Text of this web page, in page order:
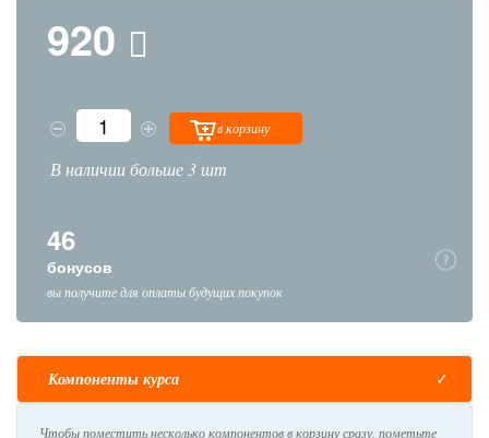
920
в корзину
В наличии больше 3 шт
46
бонусов
вы получите для оплаты будущих покупок
Компоненты курса
Чтобы поместить несколько компонентов в корзину сразу, пометьте